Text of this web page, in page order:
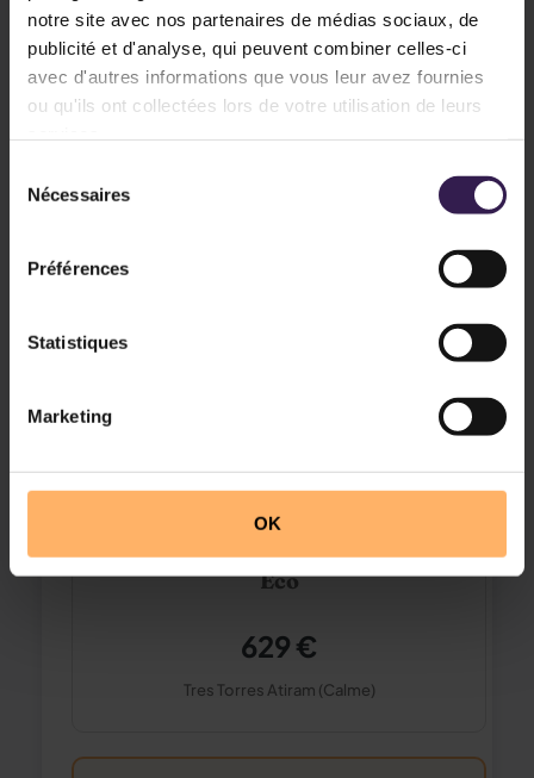
notre site avec nos partenaires de médias sociaux, de
publicité et d'analyse, qui peuvent combiner celles-ci
avec d'autres informations que vous leur avez fournies
ou qu'ils ont collectées lors de votre utilisation de leurs
Nécessaires
Préférences
Statistiques
Marketing
OK
Barcelona Cathedral (Rooftop)
🎨 Option 2 : Grand Tour
Catalan (5 nuits)
Éco
629 €
Tres Torres Atiram (Calme)